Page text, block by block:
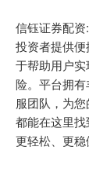
信钰证券配
投资者提供
于帮助用户
险。平台拥
服团队，为
都能在这里
更轻松、更稳